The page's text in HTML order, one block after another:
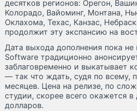
десятков регионов: Орегон,
Колорадо, Вайоминг, Монтана,
Оклахома, Техас, Канзас,
продолжит эту экспансию на
Дата выхода дополнения пока не
Software традиционно
заблаговременно и выкатывает
— так что ждать, судя по всему,
месяцев. Цена на релизе, по
студии, скорее всего окажется в
долларов.